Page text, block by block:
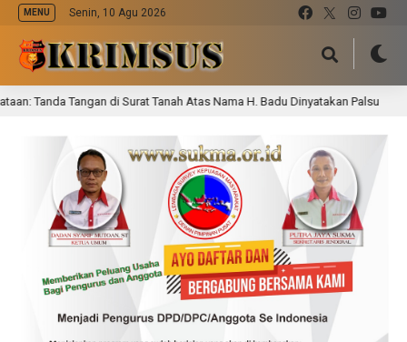
MENU Senin, 10 Agu 2026
Tangan di Surat Tanah Atas Nama H. Badu Dinyatakan Palsu